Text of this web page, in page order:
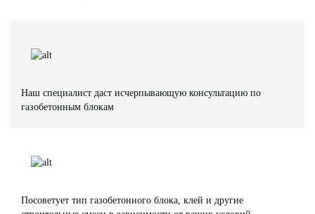
Наш специалист даст исчерпывающую консультацию по
газобетонным блокам
Посоветует тип газобетонного блока, клей и другие